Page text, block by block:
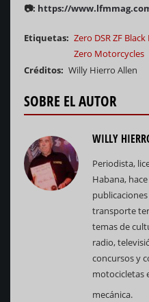
📷: https://
Etiquetas
Zero DSR ZF
Zero Motorcycles
Créditos
Willy Hierro Allen
SOBRE EL AUTOR
WILLY
Periodista,
Habana,
transporte
temas de
radio,
concursos y
motocicletas
mecánica.